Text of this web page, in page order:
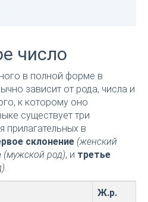
число
в полной форме в
зависит от рода, числа и
к которому оно
существует три
прилагательных в
склонение (женский
(мужской род), и третье
.
Ж.р.